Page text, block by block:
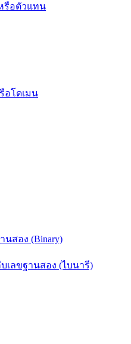
รือตัวแทน
อโดเมน
นสอง (Binary)
เลขฐานสอง (ไบนารี)